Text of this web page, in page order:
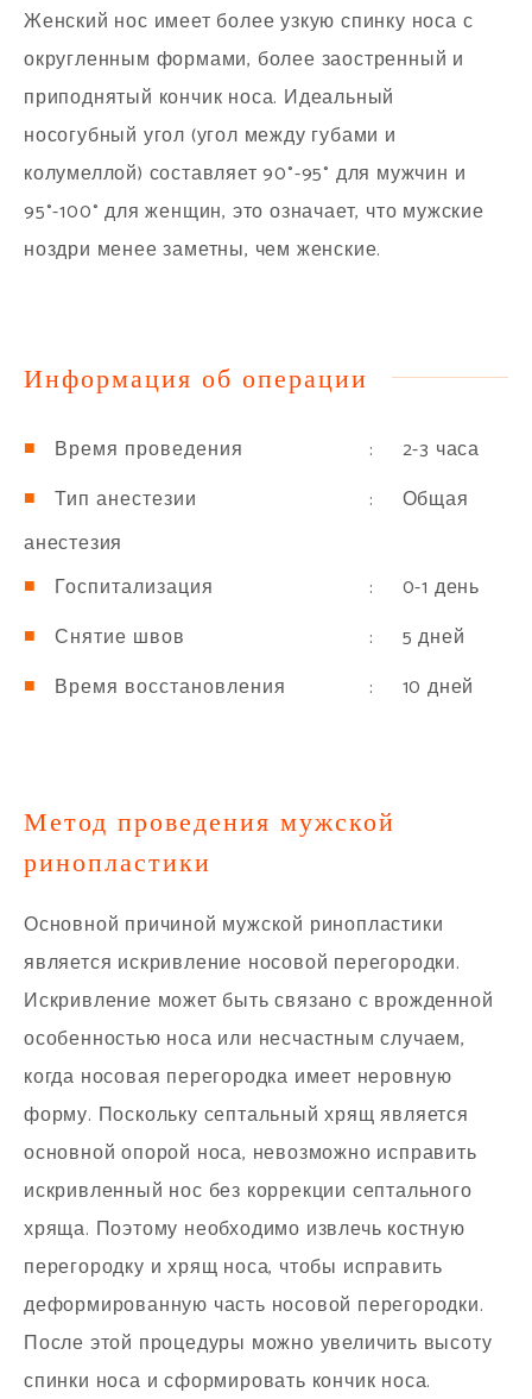
Женский нос имеет более узкую спинку носа с
округленным формами, более заостренный и
приподнятый кончик носа. Идеальный
носогубный угол (угол между губами и
колумеллой) составляет 90°-95° для мужчин и
95°-100° для женщин, это означает, что мужские
ноздри менее заметны, чем женские.
Информация об операции
Время проведения
: 2-3 часа
Тип анестезии
: Общая
анестезия
Госпитализация
: 0-1 день
Снятие швов
: 5 дней
Время восстановления
: 10 дней
Метод проведения мужской
ринопластики
Основной причиной мужской ринопластики
является искривление носовой перегородки.
Искривление может быть связано с врожденной
особенностью носа или несчастным случаем,
когда носовая перегородка имеет неровную
форму. Поскольку септальный хрящ является
основной опорой носа, невозможно исправить
искривленный нос без коррекции септального
хряща. Поэтому необходимо извлечь костную
перегородку и хрящ носа, чтобы исправить
деформированную часть носовой перегородки.
После этой процедуры можно увеличить высоту
спинки носа и сформировать кончик носа.